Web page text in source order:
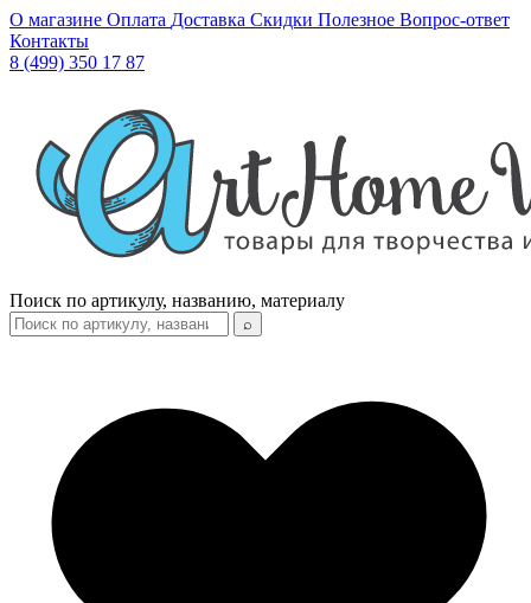
О магазине Оплата Доставка Скидки Полезное Вопрос-ответ
Контакты
8 (499) 350 17 87
Поиск по артикулу, названию, материалу
⌕